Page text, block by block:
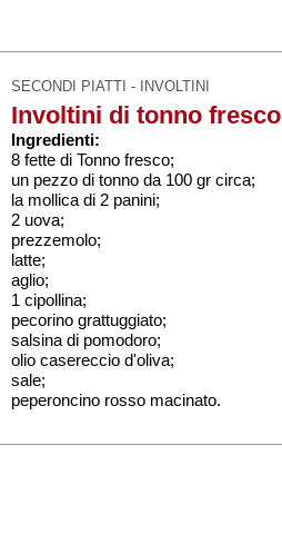
SECONDI PIATTI - INVOLTINI
Involtini di tonno fresco
Ingredienti:
8 fette di Tonno fresco;
un pezzo di tonno da 100 gr circa;
la mollica di 2 panini;
2 uova;
prezzemolo;
latte;
aglio;
1 cipollina;
pecorino grattuggiato;
salsina di pomodoro;
olio casereccio d'oliva;
sale;
peperoncino rosso macinato.